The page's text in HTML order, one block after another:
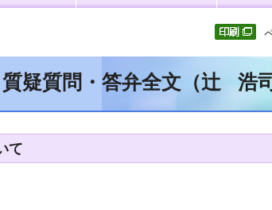
疑質問・答弁全文（辻 浩司
て